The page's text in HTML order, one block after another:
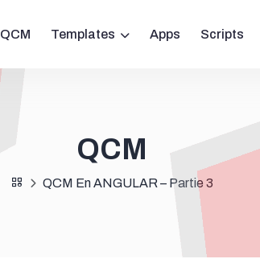
QCM Templates Apps Scripts
QCM
QCM En ANGULAR – Partie 3